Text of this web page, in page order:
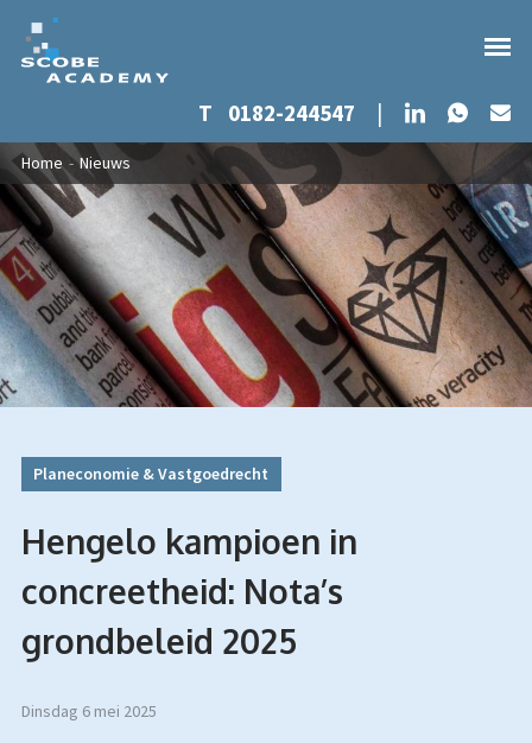
Overslaan en naar de inhoud gaan
T 0182-244547 | LinkedIn
U bent hier
Home - Nieuws
Planeconomie & Vastgoedrecht
Hengelo kampioen in
concreetheid: Nota’s
grondbeleid 2025
dinsdag 6 mei 2025